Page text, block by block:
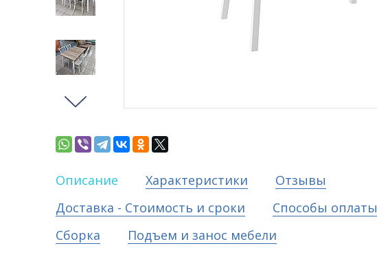
Описание Характеристики
Отзывы
Доставка - Стоимость и сроки
Способы оплаты
Сборка
Подъем и занос мебели